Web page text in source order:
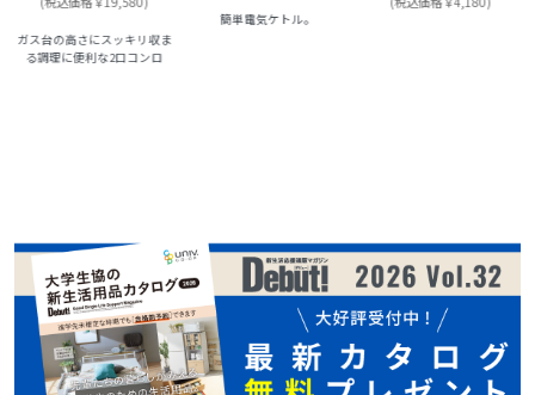
ガス台の高さにスッキリ収ま
る調理に便利な2口コンロ
簡単電気ケトル。